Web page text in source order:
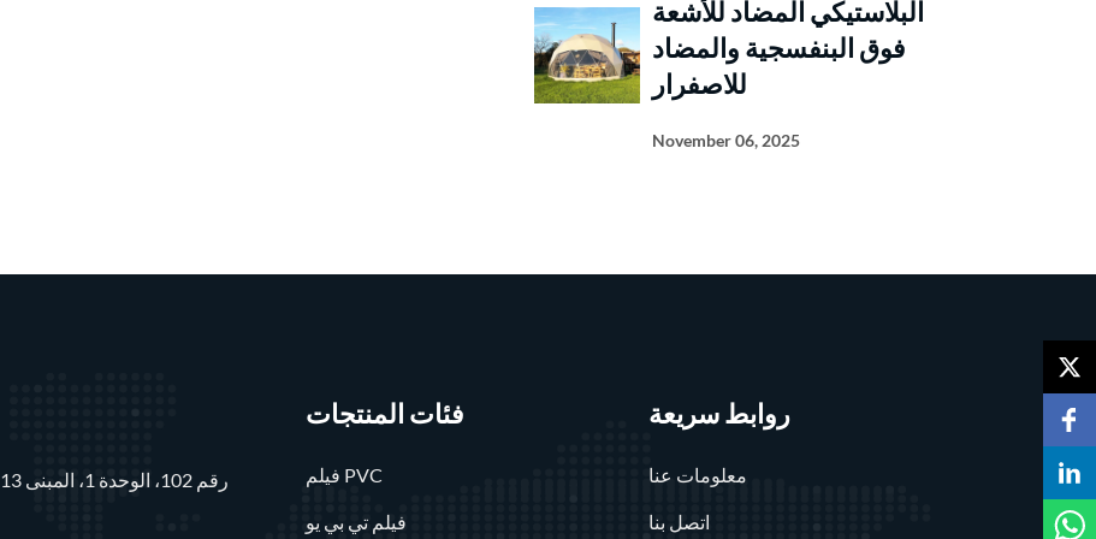
البلاستيكي المضاد للأشعة
فوق البنفسجية والمضاد
للاصفرار
November 06, 2025
فئات المنتجات
فيلم PVC
فيلم تي بي يو
روابط سريعة
معلومات عنا
اتصل بنا